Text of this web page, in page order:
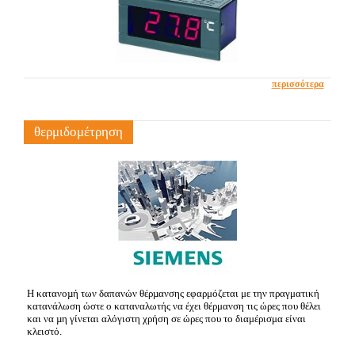
περισσότερα
θερμιδομέτρηση
Η κατανοµή των δαπανών θέρµανσης εφαρμόζεται με την πραγματική
κατανάλωση ώστε ο καταναλωτής να έχει θέρμανση τις ώρες που θέλει
και να µη γίνεται αλόγιστη χρήση σε ώρες που το διαμέρισμα είναι
κλειστό.